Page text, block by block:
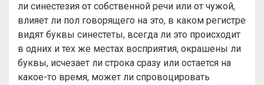
ли синестезия от собственной речи или от чужой,
влияет ли пол говорящего на это, в каком регистре
видят буквы синестеты, всегда ли это происходит
в одних и тех же местах восприятия, окрашены ли
буквы, исчезает ли строка сразу или остается на
какое-то время, может ли спровоцировать